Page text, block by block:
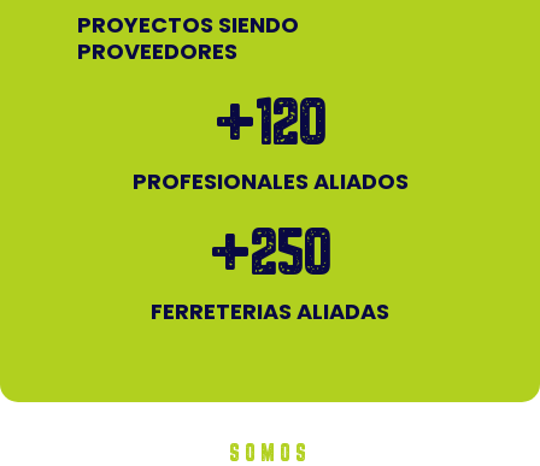
PROYECTOS SIENDO
PROVEEDORES
PROFESIONALES ALIADOS
+120
FERRETERIAS ALIADAS
+250
SOMOS